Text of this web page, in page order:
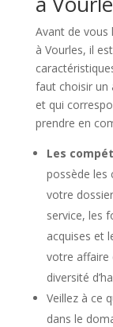
Avant de vous
à Vourles, il
faut choisir un
et qui
prendre en
Les
possède les
votre
service, les
acquises et
votre affaire
diversité
Veillez à ce
dans le